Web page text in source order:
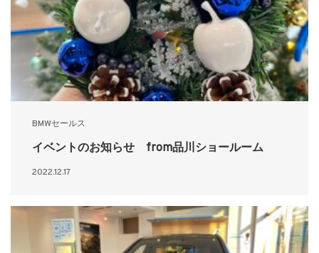
BMWセールス
イベントのお知らせ from品川ショールーム
2022.12.17